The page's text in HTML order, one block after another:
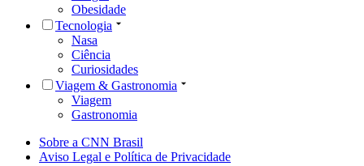
Obesidade
Tecnologia
Nasa
Ciência
Curiosidades
Viagem & Gastronomia
Viagem
Gastronomia
Sobre a CNN Brasil
Aviso Legal e Política de Privacidade